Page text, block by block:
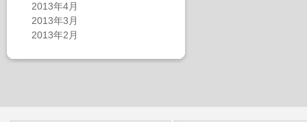
2013年4月
2013年3月
2013年2月